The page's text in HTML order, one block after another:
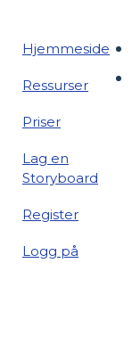
Hjemmeside
Ressurser
Priser
Lag en
Storyboard
Register
Logg på